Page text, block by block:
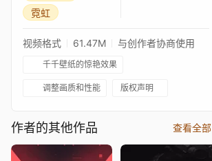
霓虹
视频格式 61.47M 与创作者协商使用
千千壁纸的惊艳效果
调整画质和性能 版权声明
作者的其他作品 查看全部